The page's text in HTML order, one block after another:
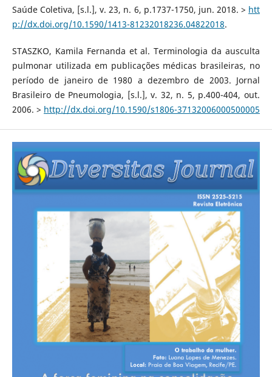
Saúde Coletiva, [s.l.], v. 23, n. 6, p.1737-1750, jun. 2018. > htt
p://dx.doi.org/10.1590/1413-81232018236.04822018.
STASZKO, Kamila Fernanda et al. Terminologia da ausculta
pulmonar utilizada em publicações médicas brasileiras, no
período de janeiro de 1980 a dezembro de 2003. Jornal
Brasileiro de Pneumologia, [s.l.], v. 32, n. 5, p.400-404, out.
2006. > http://dx.doi.org/10.1590/s1806-37132006000500005